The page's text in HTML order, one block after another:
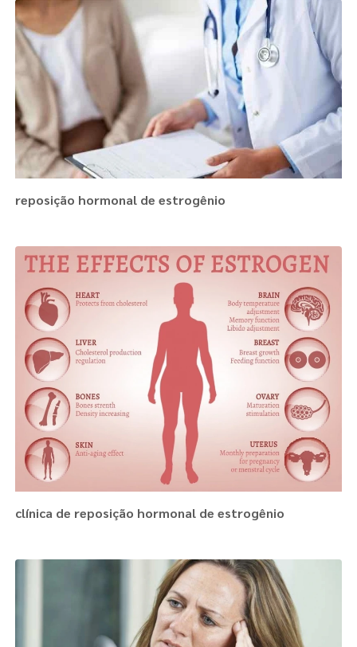
reposição hormonal de estrogênio
clínica de reposição hormonal de estrogênio